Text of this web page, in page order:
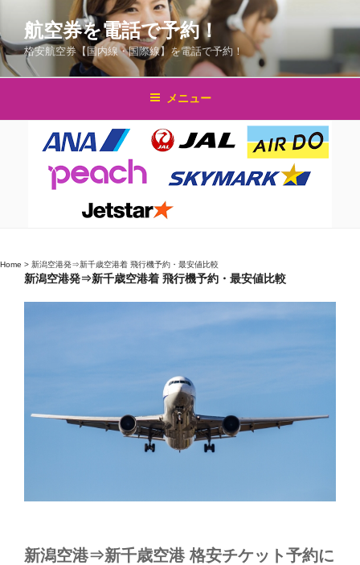
テ
ン
ス
航空券を電話で予約！
格安航空券【国内線・国際線】を電話で予約！
メニュー
Home > 新潟空港発⇒新千歳空港着 飛行機予約・最安値比較
新潟空港発⇒新千歳空港着 飛行機予約・最安値比較
新潟空港⇒新千歳空港 格安チケット予約に